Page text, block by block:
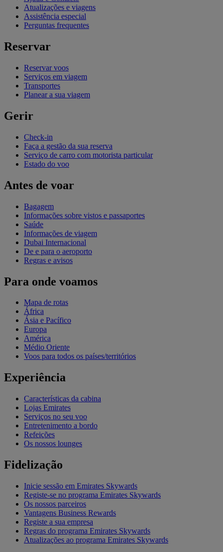
Atualizações e viagens
Assistência especial
Perguntas frequentes
Reservar
Reservar voos
Serviços em viagem
Transportes
Planear a sua viagem
Gerir
Check-in
Faça a gestão da sua reserva
Serviço de carro com motorista particular
Estado do voo
Antes de voar
Bagagem
Informações sobre vistos e passaportes
Saúde
Informações de viagem
Dubai Internacional
De e para o aeroporto
Regras e avisos
Para onde voamos
Mapa de rotas
África
Ásia e Pacífico
Europa
América
Médio Oriente
Voos para todos os países/territórios
Experiência
Características da cabina
Lojas Emirates
Serviços no seu voo
Entretenimento a bordo
Refeições
Os nossos lounges
Fidelização
Inicie sessão em Emirates Skywards
Registe-se no programa Emirates Skywards
Os nossos parceiros
Vantagens Business Rewards
Registe a sua empresa
Regras do programa Emirates Skywards
Atualizações ao programa Emirates Skywards